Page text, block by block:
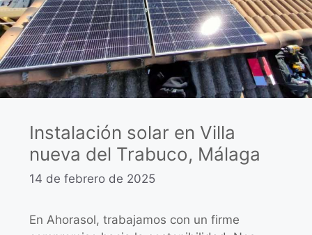
Instalación solar en Villa
nueva del Trabuco, Málaga
14 de febrero de 2025
En Ahorasol, trabajamos con un firme